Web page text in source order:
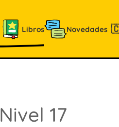
Libros Novedades
Nivel 17